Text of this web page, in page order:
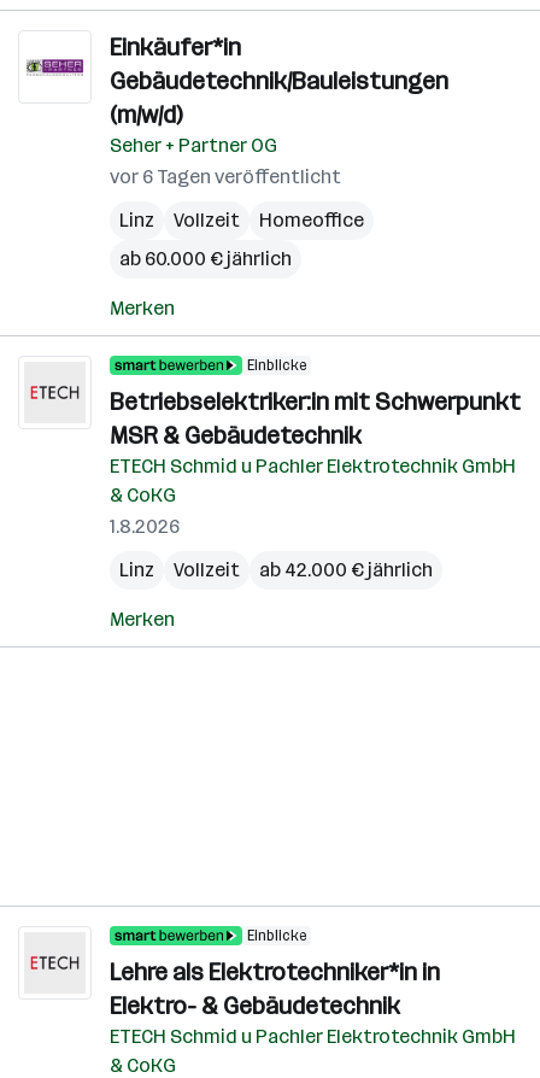
Einkäufer*in
Gebäudetechnik/Bauleistungen
(m/w/d)
Seher + Partner OG
vor 6 Tagen veröffentlicht
Linz
Vollzeit
Homeoffice
ab 60.000 € jährlich
Merken
Einblicke
Betriebselektriker:in mit Schwerpunkt
MSR & Gebäudetechnik
ETECH Schmid u Pachler Elektrotechnik GmbH
& CoKG
1.8.2026
Linz
Vollzeit ab 42.000 € jährlich
Merken
Einblicke
Lehre als Elektrotechniker*in in
Elektro- & Gebäudetechnik
ETECH Schmid u Pachler Elektrotechnik GmbH
& CoKG